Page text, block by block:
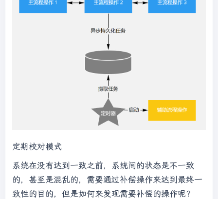
定期校对模式
系统在没有达到一致之前，系统间的状态是不一致
的，甚至是混乱的，需要通过补偿操作来达到最终一
致性的目的，但是如何来发现需要补偿的操作呢？